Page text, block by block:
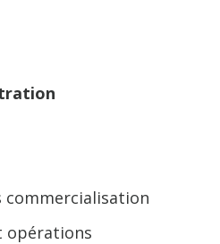
commercialisation
opérations